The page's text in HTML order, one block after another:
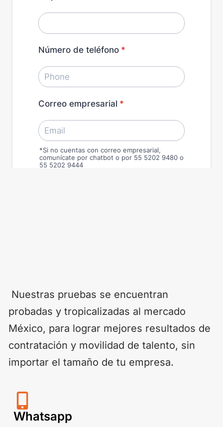
Nuestras pruebas se encuentran
probadas y tropicalizadas al mercado
México, para lograr mejores resultados de
contratación y movilidad de talento, sin
importar el tamaño de tu empresa.
Whatsapp